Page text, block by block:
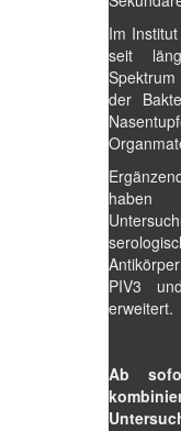
Im
seit
der
PIV3
erweitert.
Ab